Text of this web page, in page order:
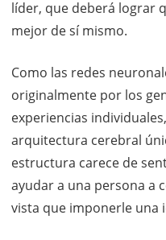
líder, que deberá lograr
mejor de sí mismo.
Como las redes
originalmente por los
experiencias
arquitectura cerebral
estructura carece de
ayudar a una persona a
vista que imponerle una